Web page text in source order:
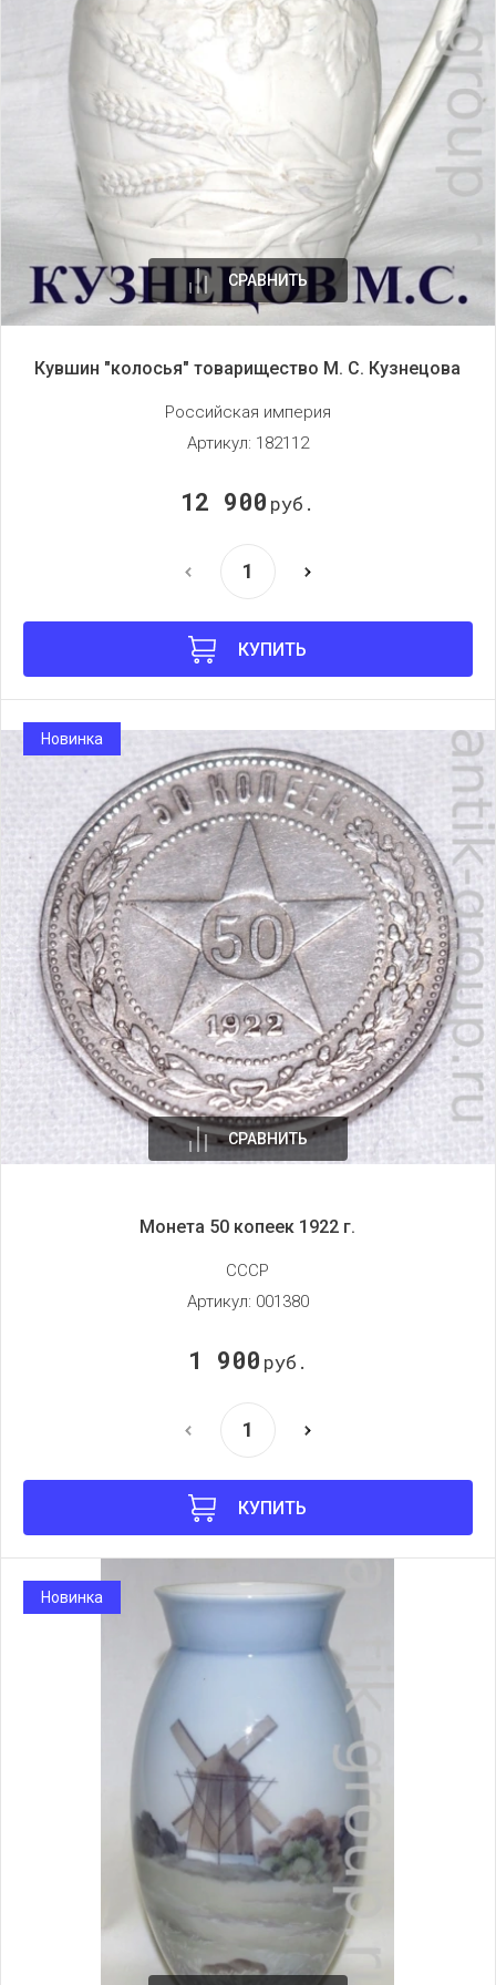
СРАВНИТЬ
Кувшин "колосья" товарищество М. С. Кузнецова
Российская империя
Артикул: 182112
12 900 руб.
КУПИТЬ
СРАВНИТЬ
Новинка
Монета 50 копеек 1922 г.
СССР
Артикул: 001380
1 900 руб.
КУПИТЬ
Новинка